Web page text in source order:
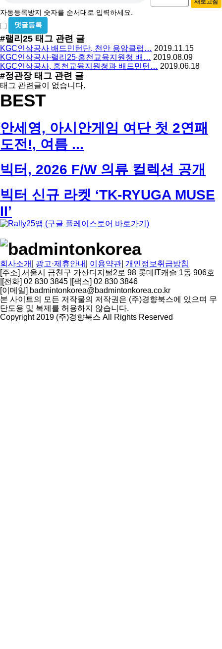
수
록
방
지
새로고침
자동등록방지 숫자를 순서대로 입력하세요.
비
밀
글
사
용
#랠리25 태그 관련 글
KGC인삼공사 배드민턴단, 천안 용암클럽… 2019.11.15
KGC인삼공사∙랠리25∙홍천교육지원청 배… 2019.08.09
KGC인삼공사, 홍천교육지원청과 배드민턴… 2019.06.18
#정관장태그 관련 글
태그 관련글이 없습니다.
BEST
안세영, 아시안게임 여단 첫 2연패
도전!, 여름 ...
빅터, 2026 F/W 의류 컬렉션 공개
빅터 신규 라켓 ‘TK-RYUGA MUSE
II’
회사소개 광고·제휴안내 이용약관 개인정보취급방침
[주소] 서울시 금천구 가산디지털2로 98 롯데IT캐슬 1동 906호
[전화] 02 830 3845 [팩스] 02 830 3846
[이메일] badmintonkorea@badmintonkorea.co.kr
본 사이트의 모든 저작물의 저작권은 (주)경향북스에 있으며 무
단도용 및 복제를 허용하지 않습니다.
Copyright 2019 (주)경향북스 All Rights Reserved